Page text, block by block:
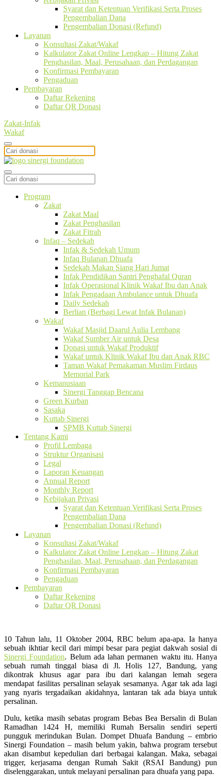
Syarat dan Ketentuan Verifikasi Serta Proses
Pengembalian Dana
Pengembalian Donasi (Refund)
Layanan
Konsultasi Zakat/Wakaf
Kalkulator Zakat Online Lengkap – Hitung Zakat
Penghasilan, Maal, Perusahaan, dan Perdagangan
Konfirmasi Pembayaran
Pengaduan
Pembayaran
Daftar Rekening
Daftar QR Donasi
Zakat-Infak
Wakaf
Program
Zakat
Zakat Maal
Zakat Penghasilan
Zakat Fitrah
Infaq – Sedekah
Infak & Sedekah Umum
Infaq Bulanan Dhuafa
Sedekah Makan Siang Hari Jumat
Infak Pendidikan Santri Penghafal Quran
Infak Operasional Klinik Wakaf Ibu dan Anak
Infak Pengadaan Ambulance untuk Dhuafa
Daily Sedekah
Berlian (Berbagi Lewat Infak Bulanan)
Wakaf
Wakaf Masjid Daarul Aulia Lembang
Wakaf Sumber Air untuk Desa
Donasi untuk Wakaf Produktif
Wakaf untuk Klinik Wakaf Ibu dan Anak RBC
Taman Wakaf Pemakaman Muslim Firdaus
Memorial Park
Kemanusiaan
Sinergi Tanggap Bencana
Green Kurban
Sasaka
Kuttab Sinergi
SPMB Kuttab Sinergi
Tentang Kami
Profil Lembaga
Struktur Organisasi
Legal
Laporan Keuangan
Annual Report
Monthly Report
Kebijakan Privasi
Syarat dan Ketentuan Verifikasi Serta Proses
Pengembalian Dana
Pengembalian Donasi (Refund)
Layanan
Konsultasi Zakat/Wakaf
Kalkulator Zakat Online Lengkap – Hitung Zakat
Penghasilan, Maal, Perusahaan, dan Perdagangan
Konfirmasi Pembayaran
Pengaduan
Pembayaran
Daftar Rekening
Daftar QR Donasi
10 Tahun lalu, 11 Oktober 2004, RBC belum apa-apa. Ia hanya
sebuah ikhtiar kecil dari mimpi besar para pegiat dakwah sosial di
Sinergi Foundation. Belum ada lahan permanen waktu itu. Hanya
sebuah rumah tinggal biasa di Jl. Holis 127, Bandung, yang
dikontrak khusus agar para ibu dari kalangan lemah segera
mendapat fasilitas persalinan selayak sesamanya. Agar tak ada lagi
yang nyaris tergadaikan akidahnya, lantaran tak ada biaya untuk
persalinan.
Dulu, ketika masih sebatas program Bebas Bea Bersalin di Bulan
Ramadhan 1424 H, memiliki Rumah Bersalin sendiri seperti
pungguk merindukan Bulan. Dompet Dhuafa Bandung – embrio
Sinergi Foundation – masih belum yakin, bahwa program tersebut
akan disambut kepedulian dari berbagai kalangan. Maka, sebagai
trigger, kerjasama dengan Rumah Sakit (RSAI Bandung) pun
diselenggarakan, untuk melayani persalinan para dhuafa yang papa.